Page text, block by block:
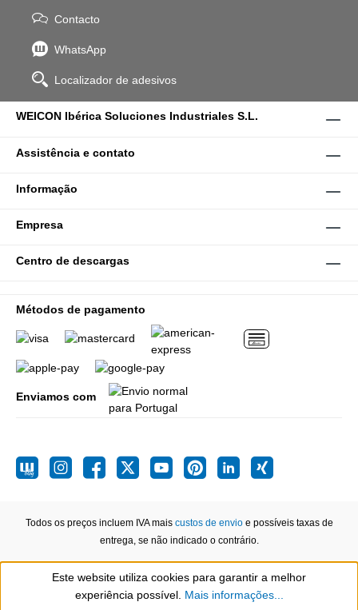
Contacto
WhatsApp
Localizador de adesivos
WEICON Ibérica Soluciones Industriales S.L.
Assistência e contato
Informação
Empresa
Centro de descargas
Métodos de pagamento
Enviamos com
Todos os preços incluem IVA mais custos de envioe possíveis taxas de
entrega, se não indicado o contrário.
Show toolbar
Este website utiliza cookies para garantir a melhor
experiência possível. Mais informações...